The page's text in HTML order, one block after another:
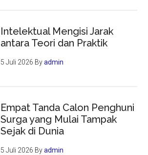
Intelektual Mengisi Jarak
antara Teori dan Praktik
5 Juli 2026 Byadmin
Empat Tanda Calon Penghuni
Surga yang Mulai Tampak
Sejak di Dunia
5 Juli 2026 Byadmin